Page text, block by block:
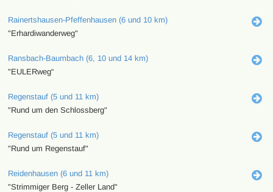
Rainertshausen-Pfeffenhausen (6 und 10 km)
"Erhardiwanderweg"
Ransbach-Baumbach (6, 10 und 14 km)
"EULERweg“
Regenstauf (5 und 11 km)
"Rund um den Schlossberg"
Regenstauf (5 und 11 km)
"Rund um Regenstauf"
Reidenhausen (6 und 11 km)
"Strimmiger Berg - Zeller Land"